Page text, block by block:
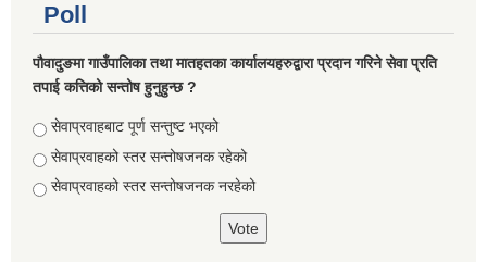
Poll
पौवादुङमा गाउँपालिका तथा मातहतका कार्यालयहरुद्वारा प्रदान गरिने सेवा प्रति
तपाई कत्तिको सन्तोष हुनुहुन्छ ?
Choices
सेवाप्रवाहबाट पूर्ण सन्तुष्ट भएको
सेवाप्रवाहको स्तर सन्तोषजनक रहेको
सेवाप्रवाहको स्तर सन्तोषजनक नरहेको